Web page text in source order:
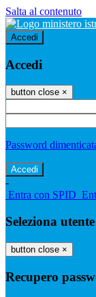
Salta al contenuto
Accedi
Accedi
button close ×
Password
-
Entra con SPID
Seleziona utente
button close ×
Recupero